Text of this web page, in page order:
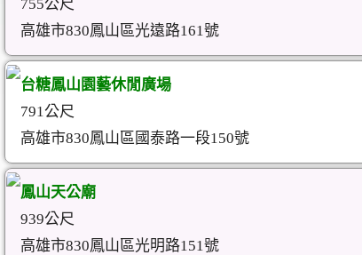
755公尺
高雄市830鳳山區光遠路161號
台糖鳳山園藝休閒廣場
791公尺
高雄市830鳳山區國泰路一段150號
鳳山天公廟
939公尺
高雄市830鳳山區光明路151號